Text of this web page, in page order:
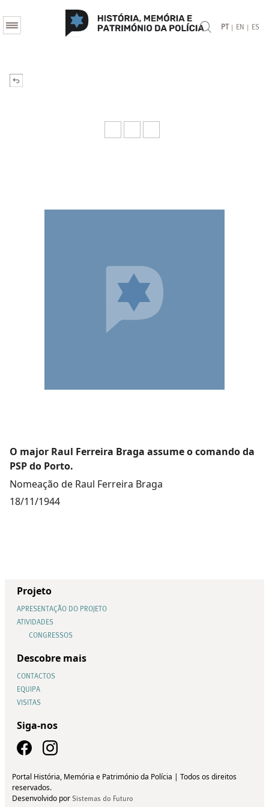
PT | EN | ES
O major Raul Ferreira Braga assume o comando da
PSP do Porto.
Nomeação de Raul Ferreira Braga
18/11/1944
Projeto
APRESENTAÇÃO DO PROJETO
ATIVIDADES
CONGRESSOS
Descobre mais
CONTACTOS
EQUIPA
VISITAS
Siga-nos
Portal História, Memória e Património da Polícia | Todos os direitos
reservados.
Desenvolvido por Sistemas do Futuro